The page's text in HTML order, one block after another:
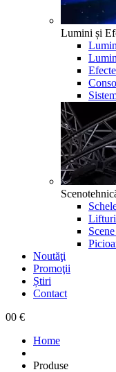
Lumini și
Lifturi
Noutăţi
Promoţii
Știri
Contact
00 €
Home
Produse